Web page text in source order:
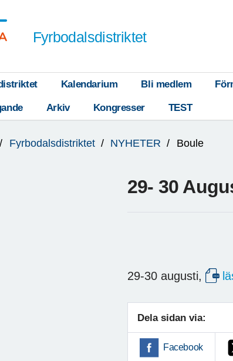
Fyrbodalsdistriktet
Kalendarium Bli medlem
Arkiv Kongresser TEST
Fyrbodalsdistriktet NYHETER Boule
29- 30
29-30 augusti,
Dela sidan via:
Facebook